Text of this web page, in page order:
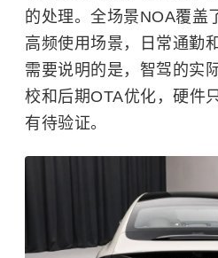
的处理。全场景NOA覆盖
高频使用场景，日常通勤
需要说明的是，智驾的实
校和后期OTA优化，硬件
有待验证。